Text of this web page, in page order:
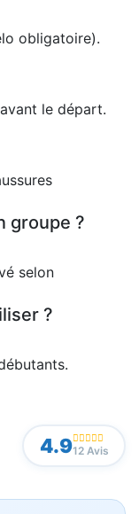
obligatoire).
le départ.
groupe ?
selon
?
4.912 Avis